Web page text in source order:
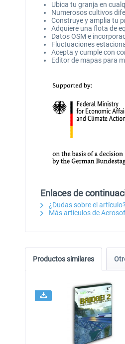
Ubica tu granja en
Numerosos cultivos
Construye y amplia tu
Adquiere una flota de
Datos OSM e
Fluctuaciones
Acepta y cumple con
Editor de mapas para
Enlaces de
¿Dudas sobre el artículo?
Más artículos de
Productos similares